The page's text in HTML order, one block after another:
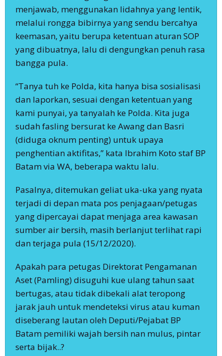
menjawab, menggunakan lidahnya yang lentik,
melalui rongga bibirnya yang sendu bercahya
keemasan, yaitu berupa ketentuan aturan SOP
yang dibuatnya, lalu di dengungkan penuh rasa
bangga pula.
“Tanya tuh ke Polda, kita hanya bisa sosialisasi
dan laporkan, sesuai dengan ketentuan yang
kami punyai, ya tanyalah ke Polda. Kita juga
sudah fasling bersurat ke Awang dan Basri
(diduga oknum penting) untuk upaya
penghentian aktifitas,” kata Ibrahim Koto staf BP
Batam via WA, beberapa waktu lalu.
Pasalnya, ditemukan geliat uka-uka yang nyata
terjadi di depan mata pos penjagaan/petugas
yang dipercayai dapat menjaga area kawasan
sumber air bersih, masih berlanjut terlihat rapi
dan terjaga pula (15/12/2020).
Apakah para petugas Direktorat Pengamanan
Aset (Pamling) disuguhi kue ulang tahun saat
bertugas, atau tidak dibekali alat teropong
jarak jauh untuk mendeteksi virus atau kuman
diseberang lautan oleh Deputi/Pejabat BP
Batam pemiliki wajah bersih nan mulus, pintar
serta bijak..?